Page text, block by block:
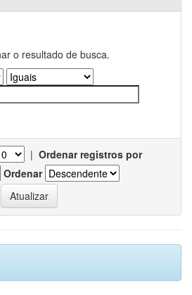
o resultado de busca.
| Ordenar registros por
Ordenar